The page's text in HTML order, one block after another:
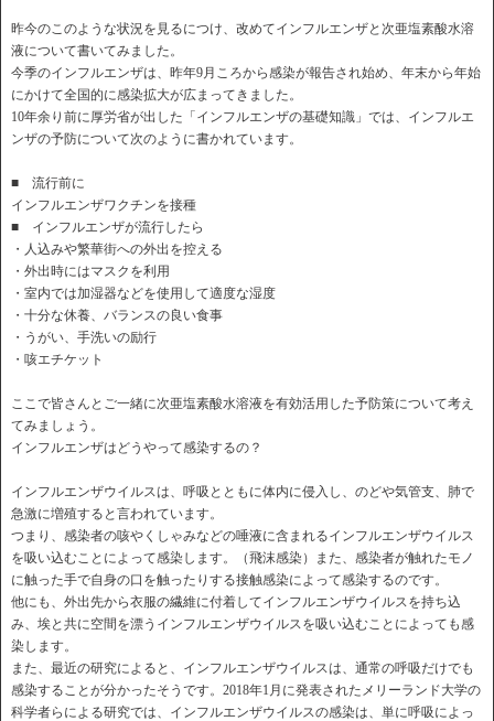
昨今のこのような状況を見るにつけ、改めてインフルエンザと次亜塩素酸水溶
液について書いてみました。
今季のインフルエンザは、昨年9月ころから感染が報告され始め、年末から年始
にかけて全国的に感染拡大が広まってきました。
10年余り前に厚労省が出した「インフルエンザの基礎知識」では、インフルエ
ンザの予防について次のように書かれています。
■ 流行前に
インフルエンザワクチンを接種
■ インフルエンザが流行したら
・人込みや繁華街への外出を控える
・外出時にはマスクを利用
・室内では加湿器などを使用して適度な湿度
・十分な休養、バランスの良い食事
・うがい、手洗いの励行
・咳エチケット
ここで皆さんとご一緒に次亜塩素酸水溶液を有効活用した予防策について考え
てみましょう。
インフルエンザはどうやって感染するの？
インフルエンザウイルスは、呼吸とともに体内に侵入し、のどや気管支、肺で
急激に増殖すると言われています。
つまり、感染者の咳やくしゃみなどの唾液に含まれるインフルエンザウイルス
を吸い込むことによって感染します。（飛沫感染）また、感染者が触れたモノ
に触った手で自身の口を触ったりする接触感染によって感染するのです。
他にも、外出先から衣服の繊維に付着してインフルエンザウイルスを持ち込
み、埃と共に空間を漂うインフルエンザウイルスを吸い込むことによっても感
染します。
また、最近の研究によると、インフルエンザウイルスは、通常の呼吸だけでも
感染することが分かったそうです。2018年1月に発表されたメリーランド大学の
科学者らによる研究では、インフルエンザウイルスの感染は、単に呼吸によっ